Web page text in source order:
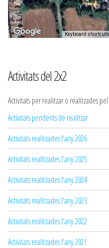
Keyboard shortcuts
Activitats del 2x2
Activitats per realitzar o realitzades
Activitats pendents de realitzar
Activitats realitzades l'any 2026
Activitats realitzades l'any 2025
Activitats realitzades l'any 2024
Activitats realitzades l'any 2023
Activitats realitzades l'any 2022
Activitats realitzades l'any 2021